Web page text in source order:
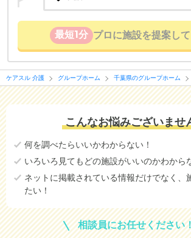
最短1分 プロに施設を提案し
ケアスル 介護 グループホーム 千葉県のグループホーム
こんなお悩みございませ
何を調べたらいいかわからない！
いろいろ見てもどの施設がいいのかわから
ネットに掲載されている情報だけでなく、
たい！
相談員にお任せください